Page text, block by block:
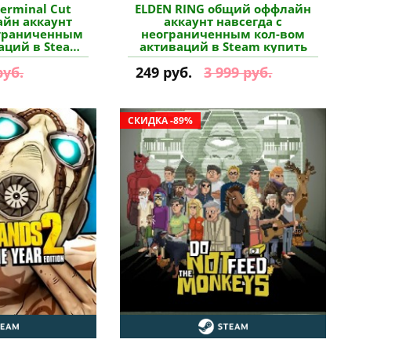
Cut
аккаунт
в Steam
ELDEN RING общий оффлайн
аккаунт навсегда с
неограниченным кол-вом
активаций в Steam купить
249 руб. 3 999 руб.
СКИДКА -89%